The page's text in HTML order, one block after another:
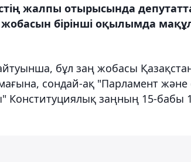
жалпы отырысында
бірінші оқылымда
бұл заң жобасы
сондай-ақ "Парламент
Конституциялық заңның 15-бабы